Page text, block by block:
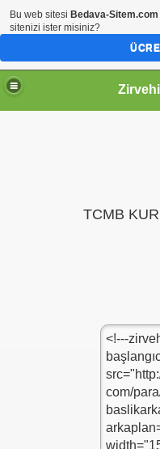
TCMB
Bu web sitesi Bedava-Sitem.com
sitenizi ister misiniz?